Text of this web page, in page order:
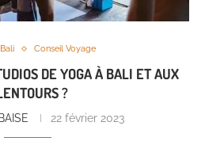
Bali Conseil Voyage
DE YOGA À BALI ET AUX
?
22 février 2023